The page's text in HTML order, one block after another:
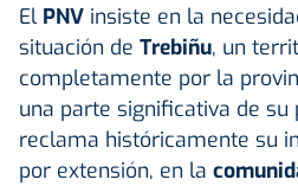
El PNV insiste en la
situación de Trebiñu, un
completamente por la
una parte significativa de su
reclama históricamente su
por extensión, en la